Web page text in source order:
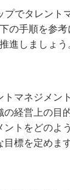
プでタレント
の手順を参
進しましょう
トマネジメン
の経営上の目
ントをどのよ
標を定めます